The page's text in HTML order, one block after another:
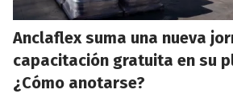
Anclaflex suma una nueva
capacitación gratuita en su
¿Cómo anotarse?